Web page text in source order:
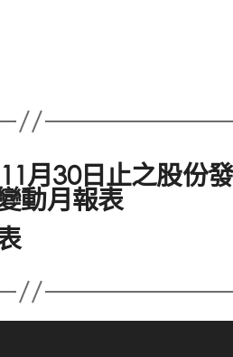
月30日止之股份發
動月報表